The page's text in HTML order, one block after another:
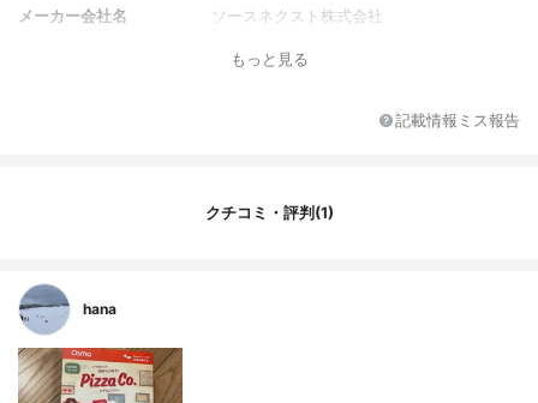
メーカー会社名 ソースネクスト株式会社
もっと見る
記載情報ミス報告
クチコミ・評判(1)
hana